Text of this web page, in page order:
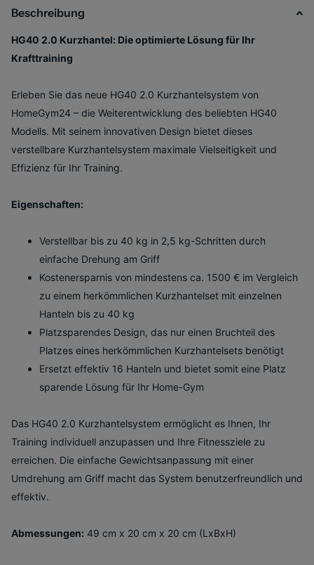
Beschreibung
HG40 2.0 Kurzhantel: Die optimierte Lösung für Ihr
Krafttraining
Erleben Sie das neue HG40 2.0 Kurzhantelsystem von
HomeGym24 – die Weiterentwicklung des beliebten HG40
Modells. Mit seinem innovativen Design bietet dieses
verstellbare Kurzhantelsystem maximale Vielseitigkeit und
Effizienz für Ihr Training.
Eigenschaften:
Verstellbar bis zu 40 kg in 2,5 kg-Schritten durch
einfache Drehung am Griff
Kostenersparnis von mindestens ca. 1500 € im Vergleich
zu einem herkömmlichen Kurzhantelset mit einzelnen
Hanteln bis zu 40 kg
Platzsparendes Design, das nur einen Bruchteil des
Platzes eines herkömmlichen Kurzhantelsets benötigt
Ersetzt effektiv 16 Hanteln und bietet somit eine Platz
sparende Lösung für Ihr Home-Gym
Das HG40 2.0 Kurzhantelsystem ermöglicht es Ihnen, Ihr
Training individuell anzupassen und Ihre Fitnessziele zu
erreichen. Die einfache Gewichtsanpassung mit einer
Umdrehung am Griff macht das System benutzerfreundlich und
effektiv.
Abmessungen: 49 cm x 20 cm x 20 cm (LxBxH)